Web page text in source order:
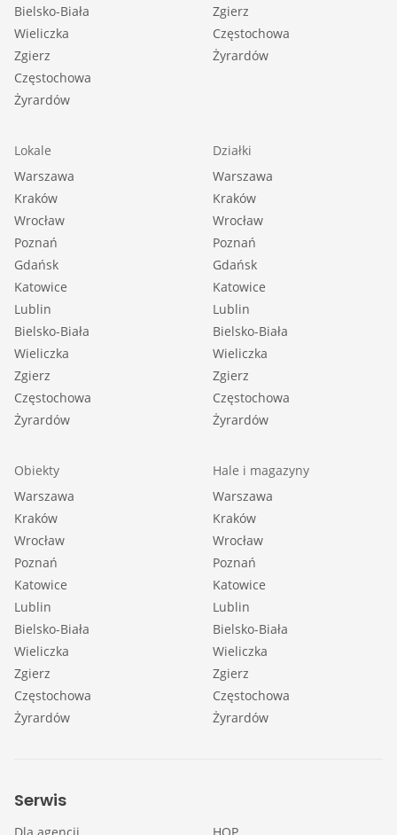
Bielsko-Biała
Wieliczka
Zgierz
Częstochowa
Żyrardów
Zgierz
Częstochowa
Żyrardów
Lokale
Warszawa
Kraków
Wrocław
Poznań
Gdańsk
Katowice
Lublin
Bielsko-Biała
Wieliczka
Zgierz
Częstochowa
Żyrardów
Działki
Warszawa
Kraków
Wrocław
Poznań
Gdańsk
Katowice
Lublin
Bielsko-Biała
Wieliczka
Zgierz
Częstochowa
Żyrardów
Obiekty
Warszawa
Kraków
Wrocław
Poznań
Katowice
Lublin
Bielsko-Biała
Wieliczka
Zgierz
Częstochowa
Żyrardów
Hale i magazyny
Warszawa
Kraków
Wrocław
Poznań
Katowice
Lublin
Bielsko-Biała
Wieliczka
Zgierz
Częstochowa
Żyrardów
Serwis